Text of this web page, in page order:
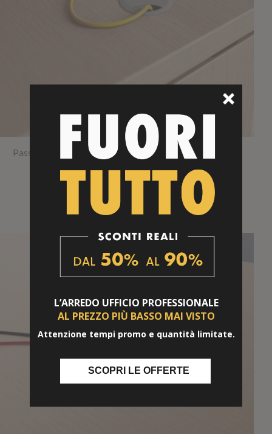
Passacavi circolare per scrivanie in legno (conf. 4 pezzi)
L’ARREDO UFFICIO PROFESSIONALE
AL PREZZO PIÙ BASSO MAI VISTO
Attenzione tempi promo e quantità limitate.
SCOPRI LE OFFERTE